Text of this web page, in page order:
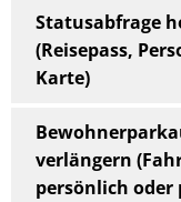
Statusabfrage
(Reisepass,
Karte)
verlängern
persönlich oder